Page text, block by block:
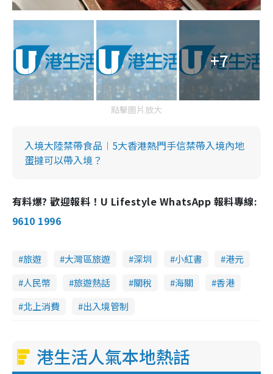
+7
點擊圖片放大
入境大陸禁帶食品︱5大香港熱門手信禁帶入境內地
蛋撻可以帶入境？
有料爆? 歡迎報料！U Lifestyle WhatsApp 報料專線:
9610 1996
旅遊 大灣區旅遊 深圳 小紅書
港元
人民幣
旅遊熱話 關稅 海關
香港
北上消費
出入境管制
港生活人氣本地熱話